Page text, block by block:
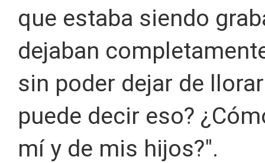
que estaba siendo
dejaban
sin poder dejar de
puede decir eso?
mí y de mis hijos?".